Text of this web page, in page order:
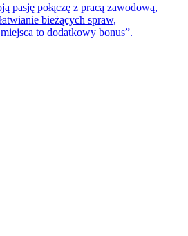
pasję połączę z pracą zawodową,
bieżących spraw,
to dodatkowy bonus”.